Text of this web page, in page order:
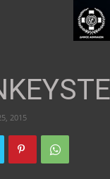
2015